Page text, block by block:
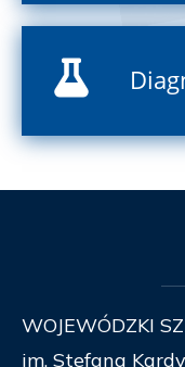
WOJEWÓDZKI
im. Stefana